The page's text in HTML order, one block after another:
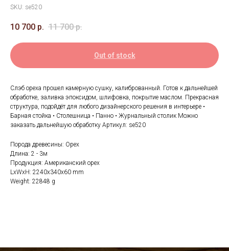
SKU: se520
10 700 р. 11 700 р.
Out of stock
Слэб ореха прошел камерную сушку, калиброванный. Готов к дальнейшей
обработке, заливка эпоксидом, шлифовка, покрытие маслом. Прекрасная
структура, подойдёт для любого дизайнерского решения в интерьере •
Барная стойка • Столешница • Панно • Журнальный столик Можно
заказать дальнейшую обработку Артикул: se520
Порода древесины: Орех
Длина: 2 - 3м
Продукция: Американский орех
LxWxH: 2240x340x60 mm
Weight: 22848 g